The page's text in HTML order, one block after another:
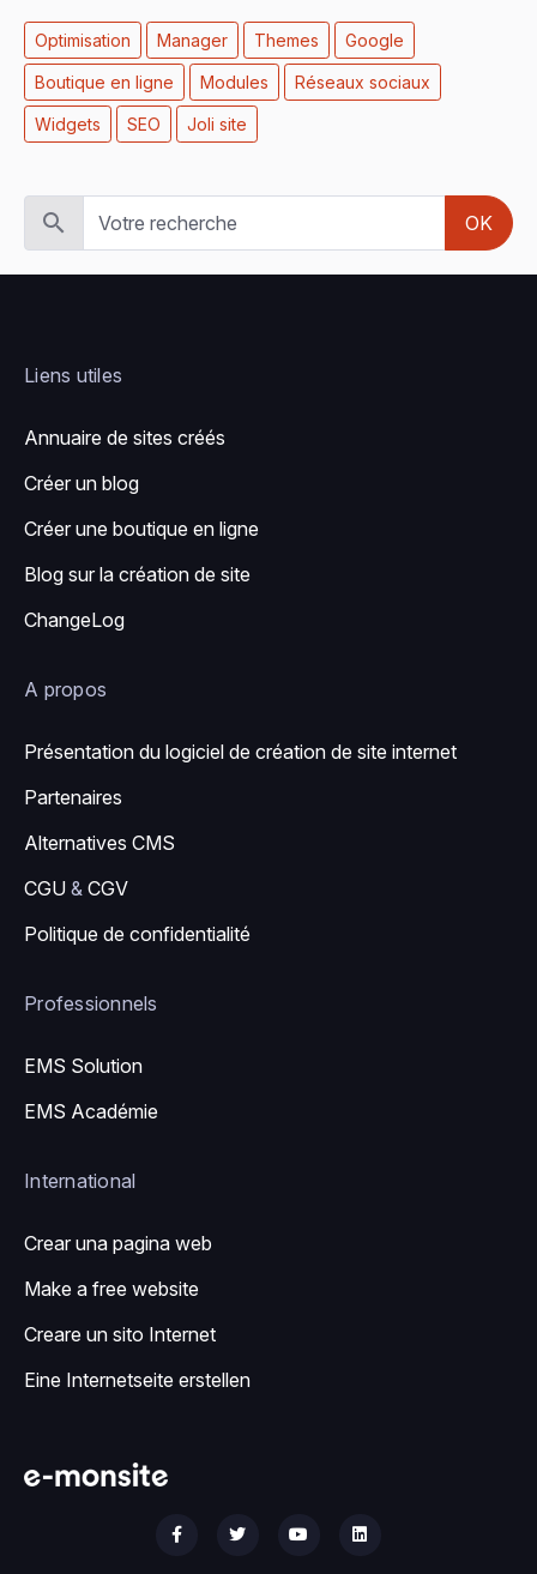
Optimisation Manager Themes Google
Boutique en ligne Modules Réseaux sociaux
Widgets SEO Joli site
OK
Liens utiles
Annuaire de sites créés
Créer un blog
Créer une boutique en ligne
Blog sur la création de site
ChangeLog
A propos
Présentation du logiciel de création de site internet
Partenaires
Alternatives CMS
CGU & CGV
Politique de confidentialité
Professionnels
EMS Solution
EMS Académie
International
Crear una pagina web
Make a free website
Creare un sito Internet
Eine Internetseite erstellen